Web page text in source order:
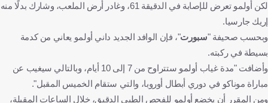
لكن أولمو تعرض للإصابة في الدقيقة 61، وغادر أرض الملعب، وشارك بدلًا منه
إريك جارسيا.
وبحسب صحيفة "سبورت"، فإن الوافد الجديد داني أولمو يعاني من كدمة
بسيطة في ركبته.
وأضافت "مدة غياب أولمو ستتراوح من 7 إلى 10 أيام، وبالتالي سيغيب عن
مباراة موناكو في دوري أبطال أوروبا، والتي ستقام الخميس المقبل".
ومن المقرر أن يخضع أولمو للفحص الطبي الدقيق، خلال الساعات المقبلة،